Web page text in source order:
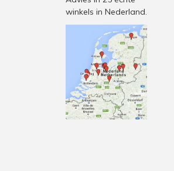
winkels in Nederland.